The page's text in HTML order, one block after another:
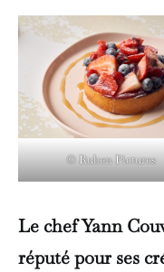
© Ruben Pictures
Le chef Yann
réputé pour ses